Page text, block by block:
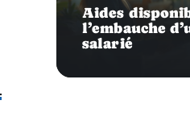
Aides
l’embauche
salarié